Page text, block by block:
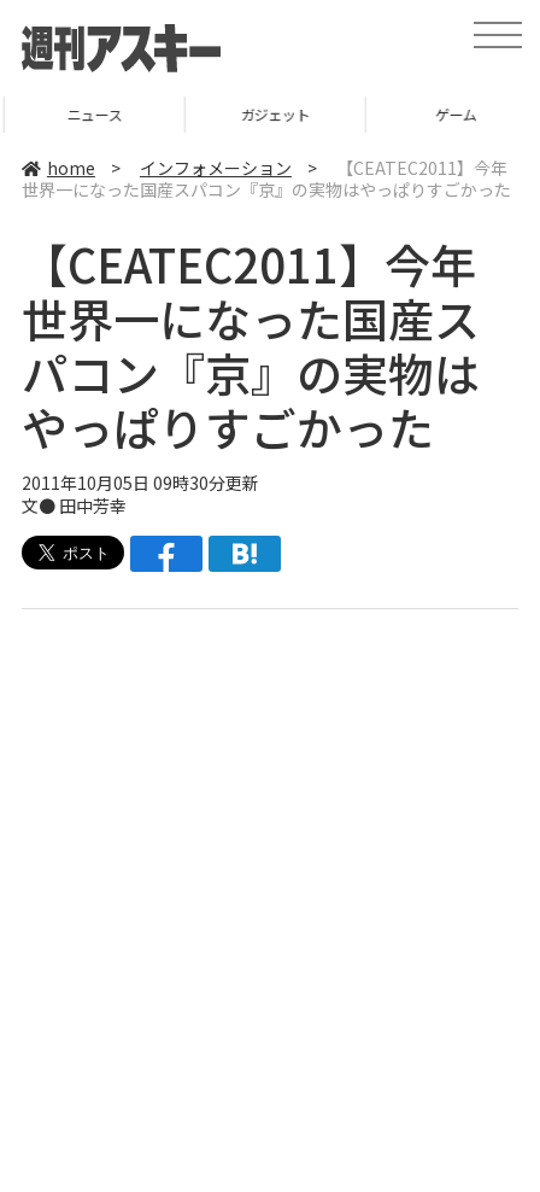
t
o
a
v
i
ニュース ガジェット ゲーム
home > インフォメーション >
【CEATEC2011】今年
世界一になった国産スパコン『京』の実物はやっぱりすごかった
【CEATEC2011】今年
世界一になった国産ス
パコン『京』の実物は
やっぱりすごかった
2011年10月05日 09時30分更新
文● 田中芳幸